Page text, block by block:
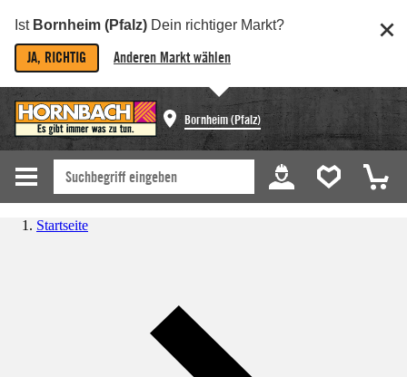
Ist Bornheim (Pfalz) Dein richtiger Markt?
JA, RICHTIG Anderen Markt wählen
Bornheim (Pfalz)
Startseite